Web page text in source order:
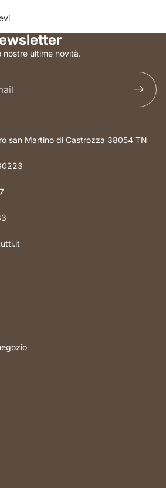
nostre ultime novità.
san Martino di Castrozza 38054 TN